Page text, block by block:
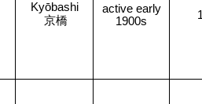
Kyōbashi
京橋
active early
1900s